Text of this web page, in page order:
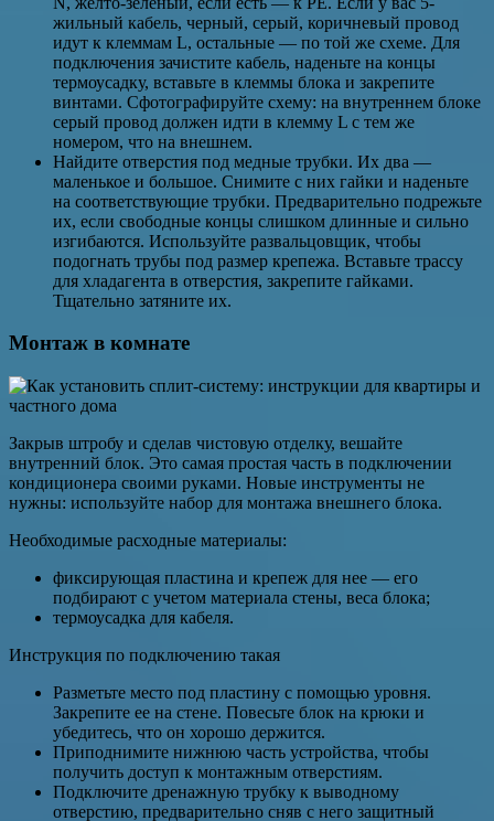
жильный кабель, черный, серый, коричневый провод
идут к клеммам L, остальные — по той же схеме. Для
подключения зачистите кабель, наденьте на концы
термоусадку, вставьте в клеммы блока и закрепите
винтами. Сфотографируйте схему: на внутреннем блоке
серый провод должен идти в клемму L с тем же
номером, что на внешнем.
Найдите отверстия под медные трубки. Их два —
маленькое и большое. Снимите с них гайки и наденьте
на соответствующие трубки. Предварительно подрежьте
их, если свободные концы слишком длинные и сильно
изгибаются. Используйте развальцовщик, чтобы
подогнать трубы под размер крепежа. Вставьте трассу
для хладагента в отверстия, закрепите гайками.
Тщательно затяните их.
Монтаж в комнате
Закрыв штробу и сделав чистовую отделку, вешайте
внутренний блок. Это самая простая часть в подключении
кондиционера своими руками. Новые инструменты не
нужны: используйте набор для монтажа внешнего блока.
Необходимые расходные материалы:
фиксирующая пластина и крепеж для нее — его
подбирают с учетом материала стены, веса блока;
термоусадка для кабеля.
Инструкция по подключению такая
Разметьте место под пластину с помощью уровня.
Закрепите ее на стене. Повесьте блок на крюки и
убедитесь, что он хорошо держится.
Приподнимите нижнюю часть устройства, чтобы
получить доступ к монтажным отверстиям.
Подключите дренажную трубку к выводному
отверстию, предварительно сняв с него защитный